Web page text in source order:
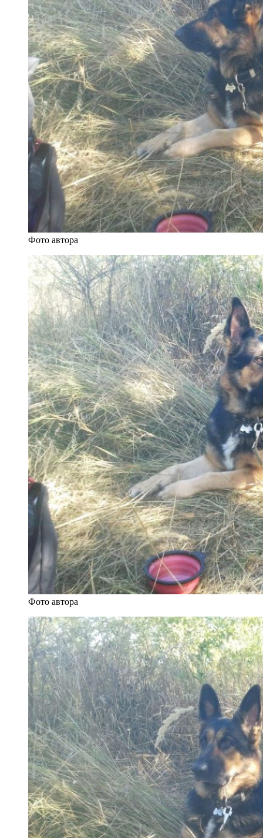
Фото автора
Фото автора